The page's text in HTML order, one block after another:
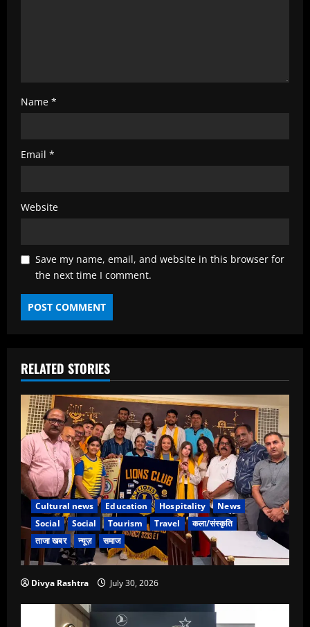
Name *
Email *
Website
Save my name, email, and website in this browser for
the next time I comment.
RELATED STORIES
Cultural news Education Hospitality
News
Social
Social Tourism Travel
कला/संस्कृति
ताजा खबर
न्यूज़ समाज
Divya Rashtra July 30, 2026